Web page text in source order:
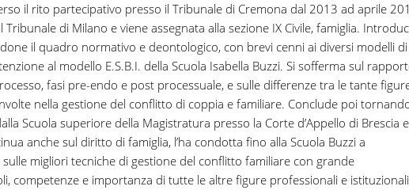
il rito partecipativo presso il Tribunale di Cremona dal 2013 ad aprile
di Milano e viene assegnata alla sezione IX Civile, famiglia.
il quadro normativo e deontologico, con brevi cenni ai diversi modelli di
al modello E.S.B.I. della Scuola Isabella Buzzi. Si sofferma sul
fasi pre-endo e post processuale, e sulle differenze tra le tante
nella gestione del conflitto di coppia e familiare. Conclude poi
Scuola superiore della Magistratura presso la Corte d’Appello di Brescia e
anche sul diritto di famiglia, l’ha condotta fino alla Scuola Buzzi a
migliori tecniche di gestione del conflitto familiare con grande
competenze e importanza di tutte le altre figure professionali e istituzionali